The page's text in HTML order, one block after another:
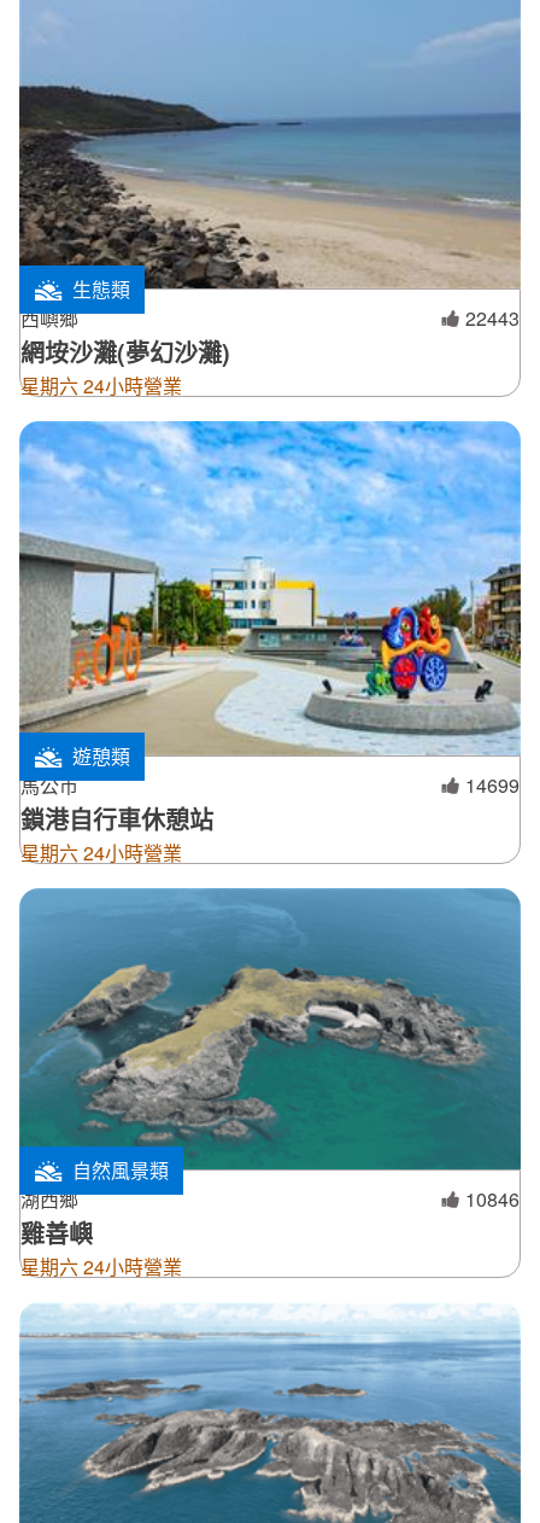
生態類
西嶼鄉
22443
網垵沙灘(夢幻沙灘)
星期六 24小時營業
遊憩類
馬公市
14699
鎖港自行車休憩站
星期六 24小時營業
自然風景類
湖西鄉
10846
雞善嶼
星期六 24小時營業